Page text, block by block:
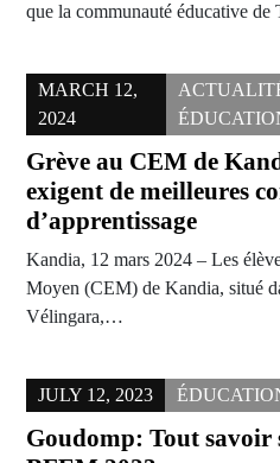
que la communauté éducative
MARCH 12,
2024
Grève au CEM de
exigent de meilleures
d’apprentissage
Kandia, 12 mars 2024 – Les
Moyen (CEM) de Kandia, situé
Vélingara,…
JULY 12, 2023
Goudomp: Tout savoir